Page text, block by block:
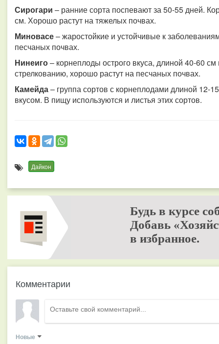
Сирогари – ранние сорта поспевают за 50-55 дней.
см. Хорошо растут на тяжелых почвах.
Миновасе– жаростойкие и устойчивые к
песчаных почвах.
Нинеиго– корнеплоды острого вкуса, длиной 40-60
стрелкованию, хорошо растут на песчаных почвах.
Камейда– группа сортов с корнеплодами длиной 12-
вкусом. В пищу используются и листья этих сортов.
Дайкон
Будь в курсе
Добавь
в избранное.
Комментарии
Новые